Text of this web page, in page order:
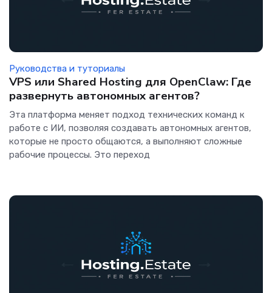
Руководства и туториалы
VPS или Shared Hosting для OpenClaw: Где
развернуть автономных агентов?
Эта платформа меняет подход технических команд к
работе с ИИ, позволяя создавать автономных агентов,
которые не просто общаются, а выполняют сложные
рабочие процессы. Это переход